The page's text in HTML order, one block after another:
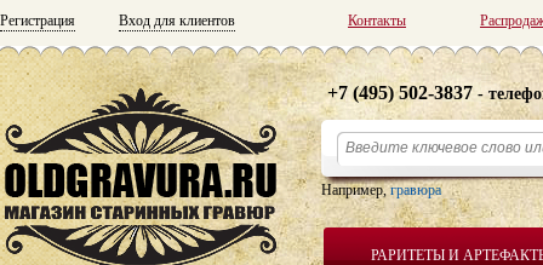
Регистрация Вход для клиентов Контакты
РАРИТЕТЫ И
+7 (495) 502-3837 -
Например,гравюра